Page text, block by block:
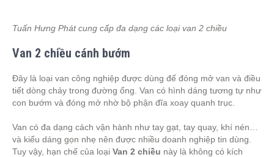
Tuấn Hưng Phát cung cấp đa dạng các loại van 2 chiều
Van 2 chiều cánh bướm
Đây là loại van công nghiệp được dùng để đóng mở van và điều
tiết dòng chảy trong đường ống. Van có hình dáng tương tự như
con bướm và đóng mở nhờ bộ phận đĩa xoay quanh trục.
Van có đa dạng cách vận hành như tay gạt, tay quay, khí nén…
và kiểu dáng gọn nhẹ nên được nhiều doanh nghiệp tin dùng.
Tuy vậy, hạn chế của loại Van 2 chiều này là không có kích